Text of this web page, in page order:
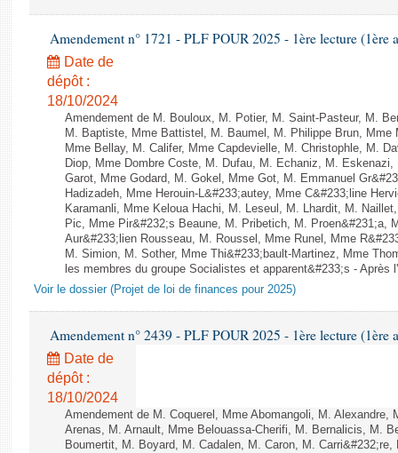
Amendement n° 1721 - PLF POUR 2025 - 1ère lecture (1ère
Date de
dépôt :
18/10/2024
Amendement de M. Bouloux, M. Potier, M. Saint-Pasteur, M.
M. Baptiste, Mme Battistel, M. Baumel, M. Philippe Brun, Mme
Mme Bellay, M. Califer, Mme Capdevielle, M. Christophle, M.
Diop, Mme Dombre Coste, M. Dufau, M. Echaniz, M.
Garot, Mme Godard, M. Gokel, Mme Got, M. Emmanuel
Hadizadeh, Mme Herouin-L&#233;autey, Mme C&#233;line
Karamanli, Mme Keloua Hachi, M. Leseul, M. Lhardit, M.
Pic, Mme Pir&#232;s Beaune, M. Pribetich, M. Proen&#231;a,
Aur&#233;lien Rousseau, M. Roussel, Mme Runel, Mme
M. Simion, M. Sother, Mme Thi&#233;bault-Martinez, Mme
les membres du groupe Socialistes et apparent&#233;s - Après
Voir le dossier (Projet de loi de finances pour 2025)
Amendement n° 2439 - PLF POUR 2025 - 1ère lecture (1ère
Date de
dépôt :
18/10/2024
Amendement de M. Coquerel, Mme Abomangoli, M. Alexandre,
Arenas, M. Arnault, Mme Belouassa-Cherifi, M. Bernalicis, M.
Boumertit, M. Boyard, M. Cadalen, M. Caron, M.